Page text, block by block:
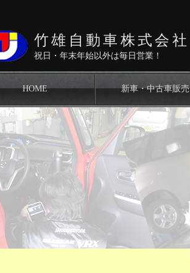
竹雄自動車株式会社
祝日・年末年始以外は毎日営業！
HOME
新車・中古車販売